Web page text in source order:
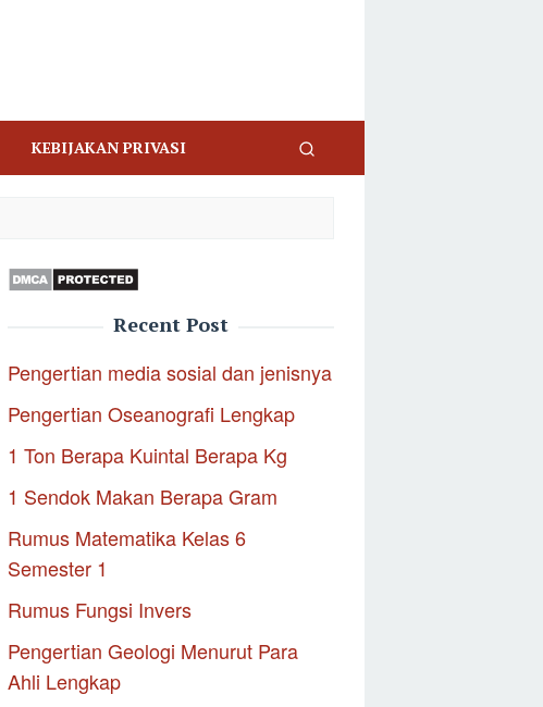
KEBIJAKAN PRIVASI
Recent Post
Pengertian media sosial dan jenisnya
Pengertian Oseanografi Lengkap
1 Ton Berapa Kuintal Berapa Kg
1 Sendok Makan Berapa Gram
Rumus Matematika Kelas 6
Semester 1
Rumus Fungsi Invers
Pengertian Geologi Menurut Para
Ahli Lengkap